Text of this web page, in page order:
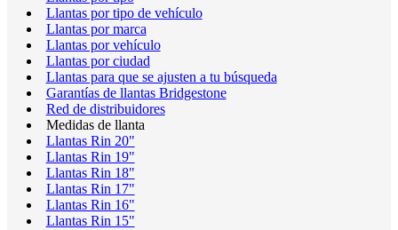
Llantas por tipo de vehículo
Llantas por marca
Llantas por vehículo
Llantas por ciudad
Llantas para que se ajusten a tu búsqueda
Garantías de llantas Bridgestone
Red de distribuidores
Medidas de llanta
Llantas Rin 20"
Llantas Rin 19"
Llantas Rin 18"
Llantas Rin 17"
Llantas Rin 16"
Llantas Rin 15"